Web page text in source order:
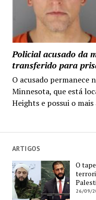
Policial acusado da
transferido para
O acusado permanece
Minnesota, que está
Heights e possui o
ARTIGOS
O
26/09/